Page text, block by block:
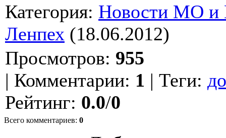
Категория: Новости МО
Ленпех (18.06.2012)
Просмотров: 955
| Комментарии: 1 | Теги:
Рейтинг: 0.0/0
Всего комментариев: 0